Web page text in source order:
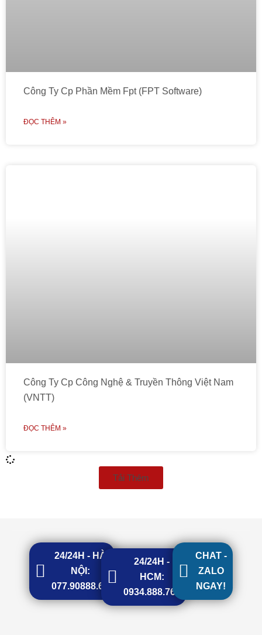
Công Ty Cp Phần Mềm Fpt (FPT Software)
ĐỌC THÊM »
Công Ty Cp Công Nghệ & Truyền Thông Việt Nam
(VNTT)
ĐỌC THÊM »
Tải Thêm
24/24H - HÀ
NỘI:
077.90888.68
24/24H -
HCM:
0934.888.768
CHAT -
ZALO
NGAY!